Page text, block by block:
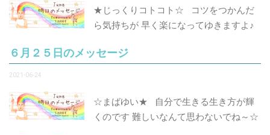
★じっくりコトコト☆ コツをつかんだ
ら気持ちが 早く楽になってゆきますよ♪
６月２５日のメッセージ
2021-06-24
☆まばゆい★ 自分で生きる生き方が輝
くのです 難しいなんて思わないでね～☆